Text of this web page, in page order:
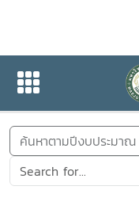
NEWS
ค้นหาตามปีงบประมาณ